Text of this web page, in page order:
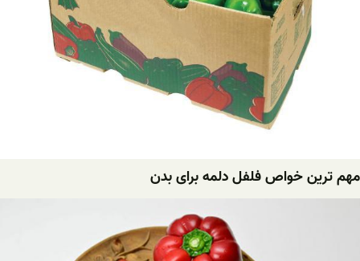
مهم ترین خواص فلفل دلمه برای بدن